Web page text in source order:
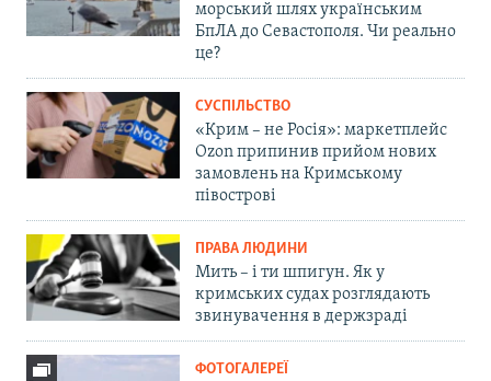
морський шлях українським
БпЛА до Севастополя. Чи реально
це?
СУСПІЛЬСТВО
«Крим – не Росія»: маркетплейс
Ozon припинив прийом нових
замовлень на Кримському
півострові
ПРАВА ЛЮДИНИ
Мить – і ти шпигун. Як у
кримських судах розглядають
звинувачення в держзраді
ФОТОГАЛЕРЕЇ